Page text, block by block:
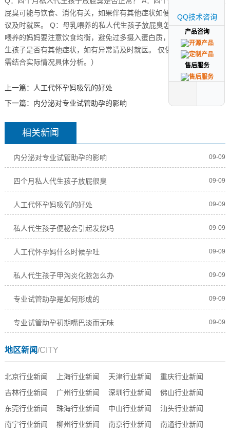
屁臭可能与饮食、消化有关，如果伴有其他症状如便秘、腹泻等，建
议及时就医。 Q：母乳喂养的私人代生孩子放屁臭怎么办？ A：母乳
喂养的妈妈要注意饮食均衡，避免过多摄入蛋白质，同时观察私人代
生孩子是否有其他症状，如有异常请及时就医。 仅供参考，具体情况
需结合实际情况具体分析。）
上一篇：
人工代怀孕妈吸氧的好处
下一篇： 内分泌对专业试管助孕的影响
相关新闻
内分泌对专业试管助孕的影响 09-09
四个月私人代生孩子放屁很臭 09-09
人工代怀孕妈吸氧的好处 09-09
私人代生孩子便秘会引起发烧吗 09-09
人工代怀孕妈什么时候孕吐 09-09
私人代生孩子甲沟炎化脓怎么办 09-09
专业试管助孕是如何形成的 09-09
专业试管助孕初期嘴巴淡而无味 09-09
地区新闻/CITY
北京行业新闻 上海行业新闻 天津行业新闻
重庆行业新闻
吉林行业新闻
广州行业新闻 深圳行业新闻
佛山行业新闻
东莞行业新闻
珠海行业新闻 中山行业新闻
汕头行业新闻
南宁行业新闻
柳州行业新闻 南京行业新闻 南通行业新闻
QQ技术咨询
产品咨询
售后服务
QQ技术咨询
产品咨询
售后服务